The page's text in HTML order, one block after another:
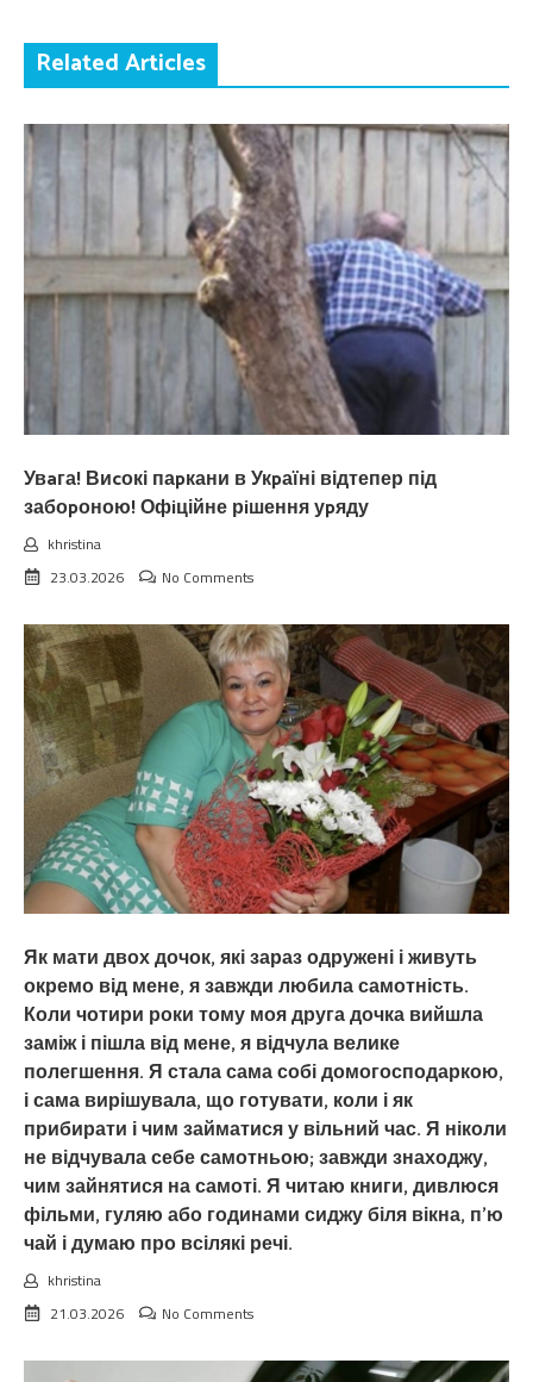
Related Articles
Увaга! Виcокі паpкани в Укpаїні відтепер під
забоpоною! Офiційне рiшення уpяду
khristina
23.03.2026
No Comments
Як мати двох дочок, які зараз одружені і живуть
окремо від мене, я завжди любила самотність.
Коли чотири роки тому моя друга дочка вийшла
заміж і пішла від мене, я відчула велике
полегшення. Я стала сама собі домогосподаркою,
і сама вирішувала, що готувати, коли і як
прибирати і чим займатися у вільний час. Я ніколи
не відчувала себе самотньою; завжди знаходжу,
чим зайнятися на самоті. Я читаю книги, дивлюся
фільми, гуляю або годинами сиджу біля вікна, п’ю
чай і думаю про всілякі речі.
khristina
21.03.2026
No Comments